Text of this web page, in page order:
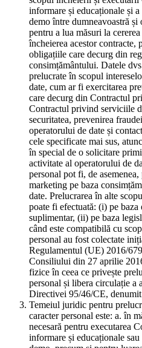
informare și educaționale și
demo între dumneavoastră
pentru a lua măsuri la
încheierea acestor contracte,
obligațiile care decurg din
consimțământului. Datele
prelucrate în scopul
date, cum ar fi exercitarea
care decurg din Contractul
Contractul privind serviciile
securitatea, prevenirea
operatorului de date și
cele specificate mai sus,
în special de o solicitare
activitate al operatorului de
personal pot fi, de
marketing pe baza
date. Prelucrarea în alte
poate fi efectuată: (i) pe
suplimentar, (ii) pe baza
când este compatibilă cu
personal au fost colectate
Regulamentul (UE) 2016/
Consiliului din 27 aprilie
fizice în ceea ce privește
personal și libera circulație a
Directivei 95/46/CE,
Temeiul juridic pentru
caracter personal este: a. în
necesară pentru executarea
informare și educaționale